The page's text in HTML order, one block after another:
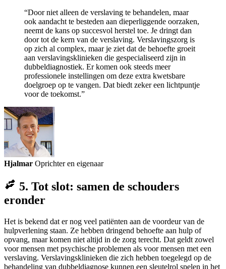
“Door niet alleen de verslaving te behandelen, maar
ook aandacht te besteden aan dieperliggende oorzaken,
neemt de kans op succesvol herstel toe. Je dringt dan
door tot de kern van de verslaving. Verslavingszorg is
op zich al complex, maar je ziet dat de behoefte groeit
aan verslavingsklinieken die gespecialiseerd zijn in
dubbeldiagnostiek. Er komen ook steeds meer
professionele instellingen om deze extra kwetsbare
doelgroep op te vangen. Dat biedt zeker een lichtpuntje
voor de toekomst.”
Hjalmar Oprichter en eigenaar
5. Tot slot: samen de schouders
eronder
Het is bekend dat er nog veel patiënten aan de voordeur van de
hulpverlening staan. Ze hebben dringend behoefte aan hulp of
opvang, maar komen niet altijd in de zorg terecht. Dat geldt zowel
voor mensen met psychische problemen als voor mensen met een
verslaving. Verslavingsklinieken die zich hebben toegelegd op de
behandeling van dubbeldiagnose kunnen een sleutelrol spelen in het